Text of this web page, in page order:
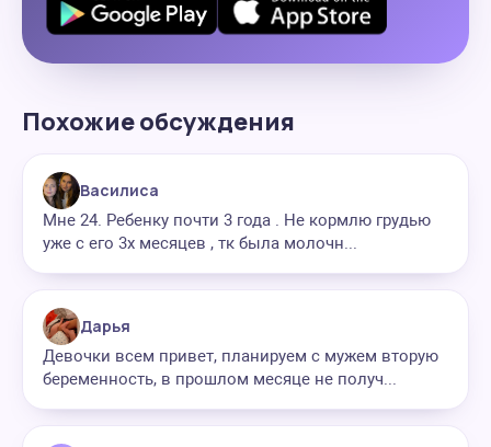
Похожие обсуждения
Василиса
Мне 24. Ребенку почти 3 года . Не кормлю грудью
уже с его 3х месяцев , тк была молочн...
Дарья
Девочки всем привет, планируем с мужем вторую
беременность, в прошлом месяце не получ...